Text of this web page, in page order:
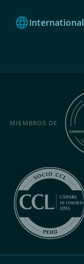
languageInternational
MIEMBROS DE